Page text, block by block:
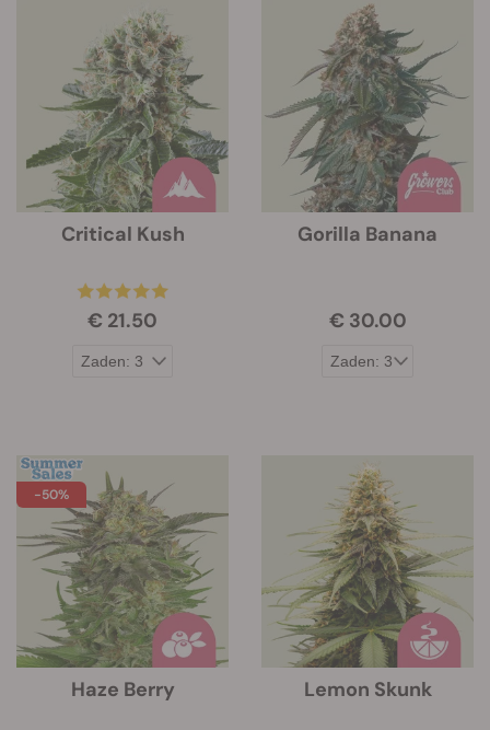
Critical Kush
€ 21.50
Gorilla Banana
€ 30.00
-50%
Haze Berry Lemon Skunk